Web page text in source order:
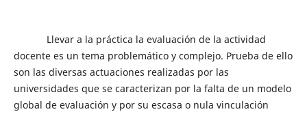
Llevar a la práctica la evaluación de la actividad
docente es un tema problemático y complejo. Prueba de ello
son las diversas actuaciones realizadas por las
universidades que se caracterizan por la falta de un modelo
global de evaluación y por su escasa o nula vinculación